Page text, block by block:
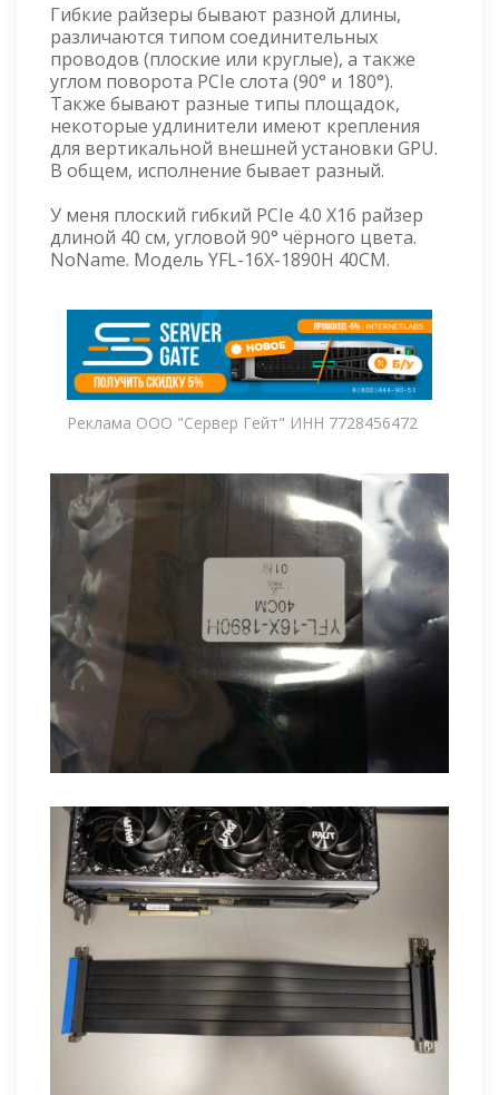
Гибкие райзеры бывают разной длины,
различаются типом соединительных
проводов (плоские или круглые), а также
углом поворота PCIe слота (90° и 180°).
Также бывают разные типы площадок,
некоторые удлинители имеют крепления
для вертикальной внешней установки GPU.
В общем, исполнение бывает разный.
У меня плоский гибкий PCIe 4.0 X16 райзер
длиной 40 см, угловой 90° чёрного цвета.
NoName. Модель YFL-16X-1890H 40СМ.
Реклама ООО "Сервер Гейт" ИНН 7728456472